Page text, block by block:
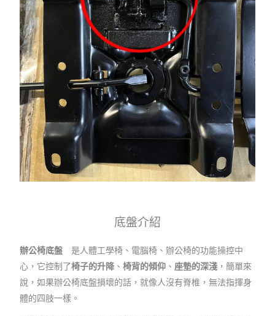
底盤介紹
辦公椅底盤是人體工學椅、電腦椅、辦公椅的功能操控中
心，它控制了椅子的升降、 椅背的傾仰、 座墊的深淺，簡單來
說，如果辦公椅底盤損壞的話，就像人沒有脊椎，無法指揮身
體的四肢一樣。